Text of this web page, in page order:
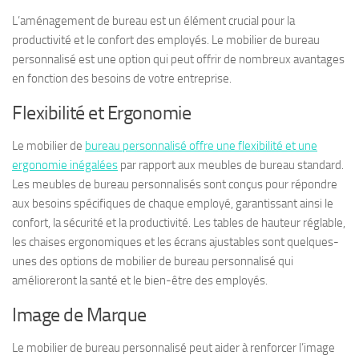
L’aménagement de bureau est un élément crucial pour la
productivité et le confort des employés. Le mobilier de bureau
personnalisé est une option qui peut offrir de nombreux avantages
en fonction des besoins de votre entreprise.
Flexibilité et Ergonomie
Le mobilier de bureau personnalisé offre une flexibilité et une
ergonomie inégalées par rapport aux meubles de bureau standard.
Les meubles de bureau personnalisés sont conçus pour répondre
aux besoins spécifiques de chaque employé, garantissant ainsi le
confort, la sécurité et la productivité. Les tables de hauteur réglable,
les chaises ergonomiques et les écrans ajustables sont quelques-
unes des options de mobilier de bureau personnalisé qui
amélioreront la santé et le bien-être des employés.
Image de Marque
Le mobilier de bureau personnalisé peut aider à renforcer l’image